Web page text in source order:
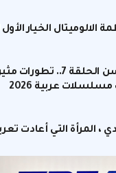
الالوميتال الخيار
مسلسل تحت السن الحلقة
عربية 2026
، المرأة التي أعادت